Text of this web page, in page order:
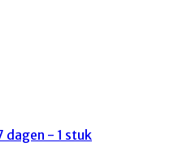
dagen - 1 stuk